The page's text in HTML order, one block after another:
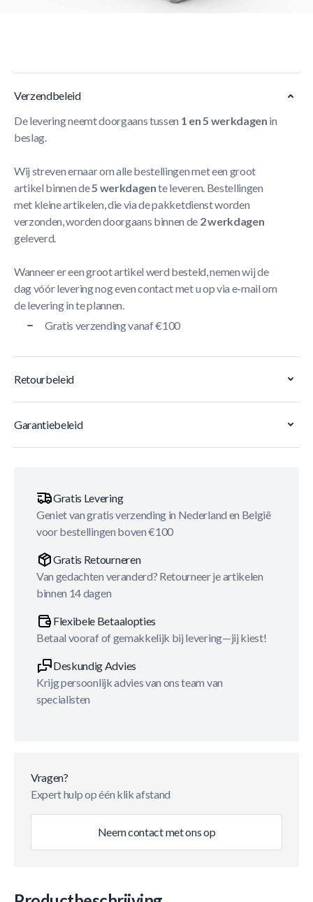
Verzendbeleid
De levering neemt doorgaans tussen 1 en 5 werkdagen in
beslag.
Wij streven ernaar om alle bestellingen met een groot
artikel binnen de5 werkdagente leveren. Bestellingen
met kleine artikelen, die via de pakketdienst worden
verzonden, worden doorgaans binnen de 2 werkdagen
geleverd.
Wanneer er een groot artikel werd besteld, nemen wij de
dag vóór levering nog even contact met u op via e-mail om
de levering in te plannen.
Gratis verzending vanaf €100
Retourbeleid
Garantiebeleid
Gratis Levering
Geniet van gratis verzending in Nederland en België
voor bestellingen boven €100
Gratis Retourneren
Van gedachten veranderd? Retourneer je artikelen
binnen 14 dagen
Flexibele Betaalopties
Betaal vooraf of gemakkelijk bij levering—jij kiest!
Deskundig Advies
Krijg persoonlijk advies van ons team van
specialisten
Vragen?
Expert hulp op één klik afstand
Neem contact met ons op